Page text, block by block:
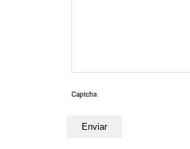
Captcha